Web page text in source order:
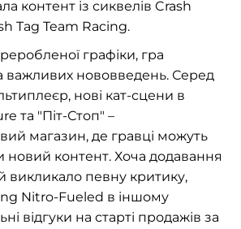
контент із сиквелів Crash
Tag Team Racing.
графіки, гра
важливих нововведень. Серед
нові кат-сцени в
та "Піт-Стоп" –
магазин, де гравці можуть
новий контент. Хоча додавання
викликало певну критику,
Nitro-Fueled в іншому
відгуки на старті продажів за